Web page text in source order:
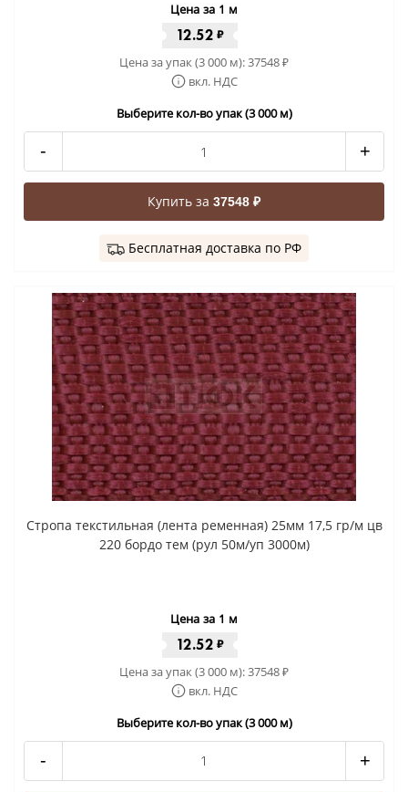
Цена за 1 м
12.52 ₽
Цена за упак (3 000 м):37548₽
вкл. НДС
Выберите кол-во упак (3 000 м)
- +
Купить за 37548 ₽
Бесплатная доставка по РФ
Стропа текстильная (лента ременная) 25мм 17,5 гр/м цв
220 бордо тем (рул 50м/уп 3000м)
Цена за 1 м
12.52 ₽
Цена за упак (3 000 м):37548₽
вкл. НДС
Выберите кол-во упак (3 000 м)
- +